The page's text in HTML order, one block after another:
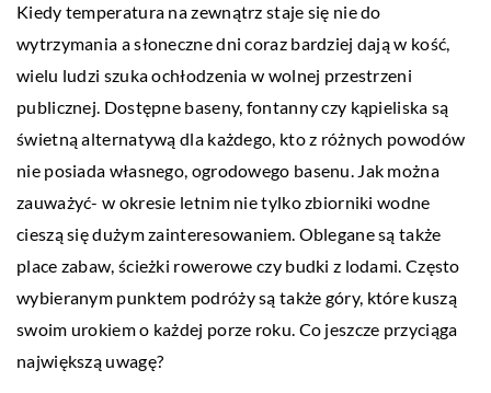
Kiedy temperatura na zewnątrz staje się nie do
wytrzymania a słoneczne dni coraz bardziej dają w kość,
wielu ludzi szuka ochłodzenia w wolnej przestrzeni
publicznej. Dostępne baseny, fontanny czy kąpieliska są
świetną alternatywą dla każdego, kto z różnych powodów
nie posiada własnego, ogrodowego basenu. Jak można
zauważyć- w okresie letnim nie tylko zbiorniki wodne
cieszą się dużym zainteresowaniem. Oblegane są także
place zabaw, ścieżki rowerowe czy budki z lodami. Często
wybieranym punktem podróży są także góry, które kuszą
swoim urokiem o każdej porze roku. Co jeszcze przyciąga
największą uwagę?